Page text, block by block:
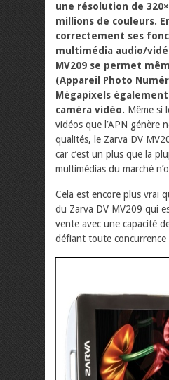
une résolution de
millions de couleurs.
correctement ses
multimédia audio/
MV209 se permet
(Appareil Photo
Mégapixels
caméra vidéo. Même si
vidéos que l’APN génère
qualités, le Zarva DV
car c’est un plus que la
multimédias du marché
Cela est encore plus vrai
du Zarva DV MV209 qui
vente avec une capacité
défiant toute concurrence